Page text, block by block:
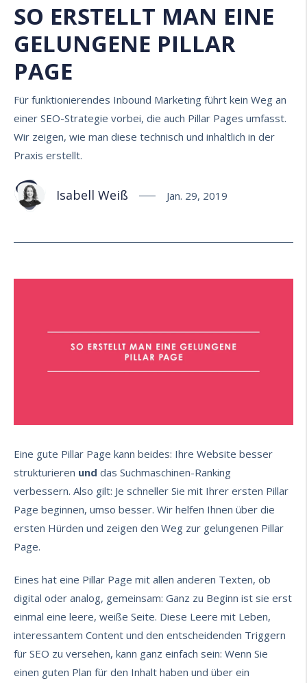
SO ERSTELLT MAN EINE
GELUNGENE PILLAR
PAGE
Für funktionierendes Inbound Marketing führt kein Weg an
einer SEO-Strategie vorbei, die auch Pillar Pages umfasst.
Wir zeigen, wie man diese technisch und inhaltlich in der
Praxis erstellt.
Isabell Weiß Jan. 29, 2019
Eine gute Pillar Page kann beides: Ihre Website besser
strukturieren und das Suchmaschinen-Ranking
verbessern. Also gilt: Je schneller Sie mit Ihrer ersten Pillar
Page beginnen, umso besser. Wir helfen Ihnen über die
ersten Hürden und zeigen den Weg zur gelungenen Pillar
Page.
Eines hat eine Pillar Page mit allen anderen Texten, ob
digital oder analog, gemeinsam: Ganz zu Beginn ist sie erst
einmal eine leere, weiße Seite. Diese Leere mit Leben,
interessantem Content und den entscheidenden Triggern
für SEO zu versehen, kann ganz einfach sein: Wenn Sie
einen guten Plan für den Inhalt haben und über ein